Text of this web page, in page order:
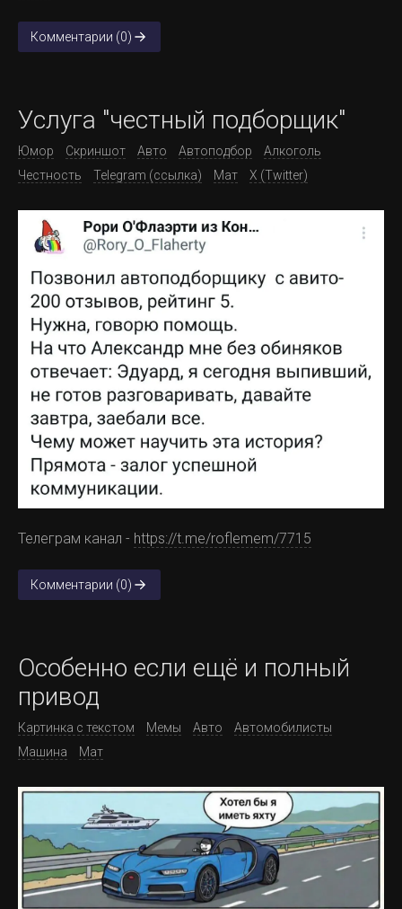
Комментарии (0)
Услуга "честный подборщик"
Юмор Скриншот Авто Автоподбор
Алкоголь
Честность
Telegram (ссылка) Мат X (Twitter)
Телеграм канал - https://t.me/roflemem/7715
Комментарии (0)
Особенно если ещё и полный
привод
Картинка с текстом Мемы Авто
Автомобилисты
Машина
Мат